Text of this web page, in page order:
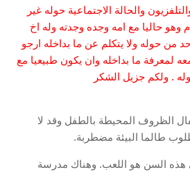
والحالة الاجتماعية حوله غير
وهو حاليا مع امه وجده وجدته وله اخ
من حوله ولا يتكلم عن ما بداخله ارجو
لمعرفة ما بداخله وان يكون طبيعيا مع
. ولكم جزيل الشكر
الظروف المحيطة بالطفل وقد لا
طالما البيئة مضطربة.
هذه السن هو اللعب. وهناك مدرسة